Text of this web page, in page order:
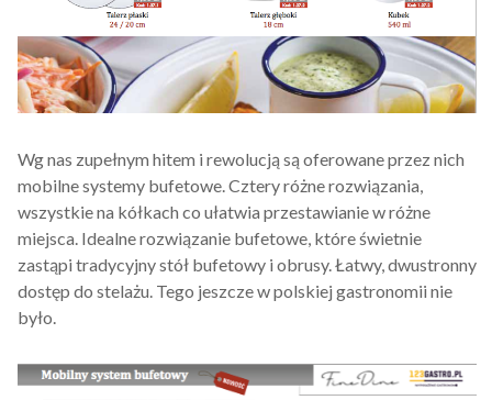
Wg nas zupełnym hitem i rewolucją są oferowane przez nich
mobilne systemy bufetowe. Cztery różne rozwiązania,
wszystkie na kółkach co ułatwia przestawianie w różne
miejsca. Idealne rozwiązanie bufetowe, które świetnie
zastąpi tradycyjny stół bufetowy i obrusy. Łatwy, dwustronny
dostęp do stelażu. Tego jeszcze w polskiej gastronomii nie
było.